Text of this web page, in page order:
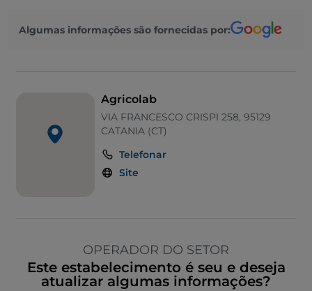
Algumas informações são fornecidas por:
Agricolab
VIA FRANCESCO CRISPI 258, 95129
CATANIA (CT)
Telefonar
Site
OPERADOR DO SETOR
Este estabelecimento é seu e deseja
atualizar algumas informações?